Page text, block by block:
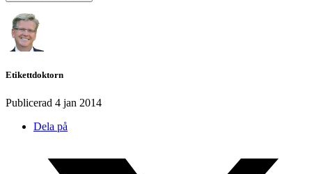
Etikettdoktorn
Publicerad 4 jan 2014
Dela på